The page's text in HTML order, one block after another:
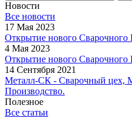
Новости
Все новости
17 Мая 2023
Открытие нового Сварочного
4 Мая 2023
Открытие нового
14 Сентября 2021
Металл-СК - Сварочный цех,
Производство.
Полезное
Все статьи